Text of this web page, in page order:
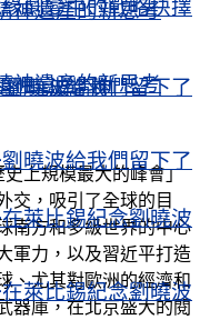
神遺產的新思考
曉波給我們留下了
萊比錫紀念劉曉波
劇變中的戰略抉擇
神遺產的新思考
曉波給我們留下了
萊比錫紀念劉曉波
劉曉波精神
上規模最大的峰會」
交，吸引了全球的目
南方和多級世界的中心
軍力，以及習近平打造
、尤其對歐洲的經濟和
器庫，在北京盛大的閱